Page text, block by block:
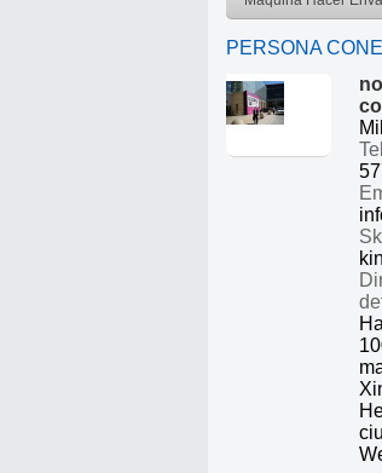
PERSONA